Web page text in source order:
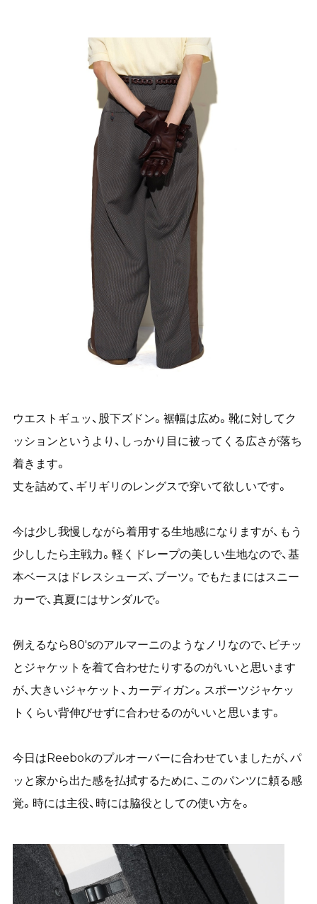
ウエストギュッ、股下ズドン。裾幅は広め。靴に対してク
ッションというより、しっかり目に被ってくる広さが落ち
着きます。
丈を詰めて、ギリギリのレングスで穿いて欲しいです。
今は少し我慢しながら着用する生地感になりますが、もう
少ししたら主戦力。軽くドレープの美しい生地なので、基
本ベースはドレスシューズ、ブーツ。でもたまにはスニー
カーで、真夏にはサンダルで。
例えるなら80'sのアルマーニのようなノリなので、ビチッ
とジャケットを着て合わせたりするのがいいと思います
が、大きいジャケット、カーディガン。スポーツジャケッ
トくらい背伸びせずに合わせるのがいいと思います。
今日はReebokのプルオーバーに合わせていましたが、パ
ッと家から出た感を払拭するために、このパンツに頼る感
覚。時には主役、時には脇役としての使い方を。